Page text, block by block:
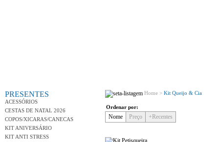
PRESENTES
ACESSÓRIOS
CESTAS DE NATAL 2026
COPOS/XICARAS/CANECAS
KIT ANIVERSÁRIO
KIT ANTI STRESS
Home > Kit Queijo & Cia
Ordenar por:
Nome Preço +Recentes